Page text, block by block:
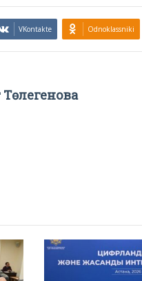
VKontakte Odnoklassniki